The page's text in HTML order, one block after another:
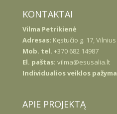
KONTAKTAI
Vilma Petrikienė
Adresas: Kęstučio g. 17, Vilnius
Mob. tel. +370 682 14987
El. paštas: vilma@esusalia.lt
Individualios veiklos pažyma
APIE PROJEKTĄ